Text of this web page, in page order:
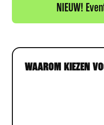
NIEUW!
WAAROM KIEZEN